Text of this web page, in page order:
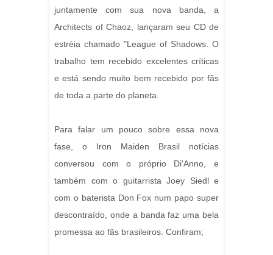
juntamente com sua nova banda, a
Architects of Chaoz, lançaram seu CD de
estréia chamado "League of Shadows. O
trabalho tem recebido excelentes críticas
e está sendo muito bem recebido por fãs
de toda a parte do planeta.
Para falar um pouco sobre essa nova
fase, o Iron Maiden Brasil notícias
conversou com o próprio Di'Anno, e
também com o guitarrista Joey Siedl e
com o baterista Don Fox num papo super
descontraído, onde a banda faz uma bela
promessa ao fãs brasileiros. Confiram;